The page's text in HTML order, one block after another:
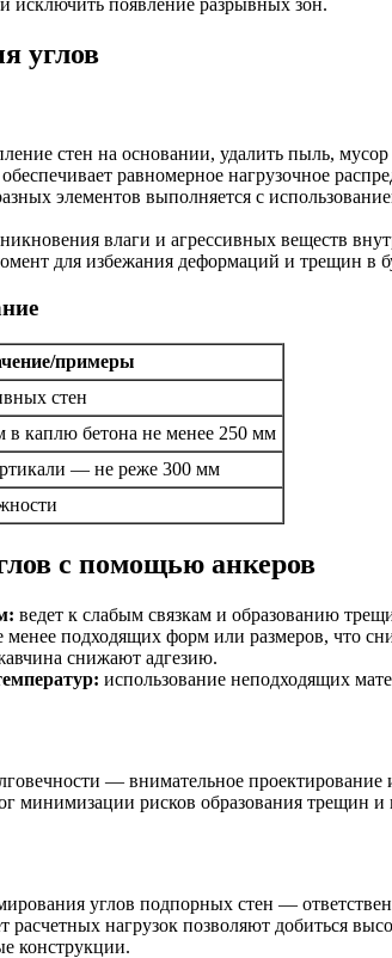
углов
стен на основании, удалить пыль,
равномерное нагрузочное
элементов выполняется с
влаги и агрессивных веществ
для избежания деформаций и трещин в
примеры
стен
в каплю бетона не менее 250 мм
— не реже 300 мм
с помощью анкеров
ведет к слабым связкам и образованию
менее подходящих форм или размеров, что
снижают адгезию.
использование неподходящих
— внимательное
минимизации рисков образования трещин
углов подпорных стен —
расчетных нагрузок позволяют добиться
конструкции.